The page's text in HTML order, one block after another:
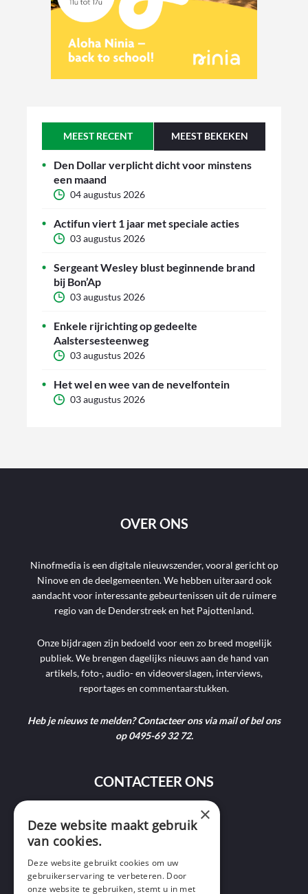
MEEST RECENT MEEST BEKEKEN
Den Dollar verplicht dicht voor minstens
een maand
04 augustus 2026
Actifun viert 1 jaar met speciale acties
03 augustus 2026
Sergeant Wesley blust beginnende brand
bij Bon’Ap
03 augustus 2026
Enkele rijrichting op gedeelte
Aalstersesteenweg
03 augustus 2026
Het wel en wee van de nevelfontein
03 augustus 2026
OVER ONS
Ninofmedia is een digitale nieuwszender, vooral gericht op
Ninove en de deelgemeenten. We hebben uiteraard ook
aandacht voor interessante gebeurtenissen uit de ruimere
regio van de Denderstreek en het Pajottenland.
Onze bijdragen zijn bedoeld voor een zo breed mogelijk
publiek. We brengen dagelijks nieuws aan de hand van
artikels, foto-, audio- en videoverslagen, interviews,
reportages en commentaarstukken.
Heb je nieuws te melden? Contacteer ons via mail of bel ons
op 0495-69 32 72.
CONTACTEER ONS
9400 Ninove
+32 495 69 32 72
×
Deze website maakt gebruik
van cookies.
Deze website gebruikt cookies om uw
gebruikerservaring te verbeteren. Door
onze website te gebruiken, stemt u in met